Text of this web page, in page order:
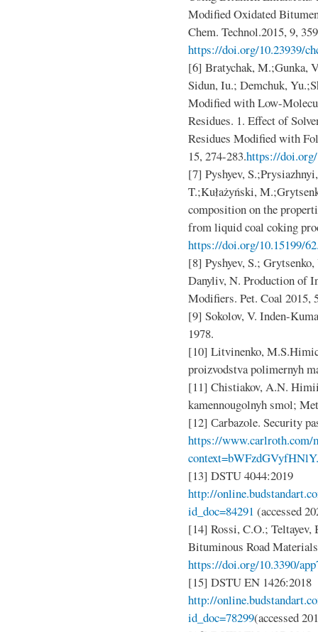
Modified Oxidated
Chem. Technol.2015, 9,
https://doi.org/10.23939/
[6] Bratychak, M.;Gunka,
Sidun, Iu.; Demchuk,
Modified with Low-
Residues. 1. Effect of
Residues Modified with
15, 274-283.https://doi.org/
[7] Pyshyev,
T.;Kułażyński,
composition on the
from liquid coal coking
https://doi.org/10.15199/
[8] Pyshyev, S.;
Danyliv, N. Production of
Modifiers. Pet. Coal 2015,
[9] Sokolov, V. Inden-
1978.
[10] Litvinenko,
proizvodstva polimernyh
[11] Chistiakov, A.N.
kamennougolnyh smol;
[12] Сarbazole. Security
https://www.carlroth.com/
[13] DSTU 4044:2019
http://
id_doc=84291 (accessed
[14] Rossi, C.O.;
Bituminous Road
https://doi.org/10.3390/
[15] DSTU EN 1426:2018
http://
id_doc=78299(accessed